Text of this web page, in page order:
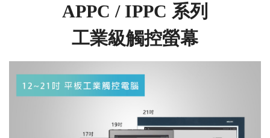
APPC / IPPC 系列
工業級觸控螢幕